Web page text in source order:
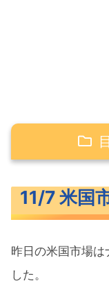
米主要
11/7 米国
昨日の米国市場は
した。